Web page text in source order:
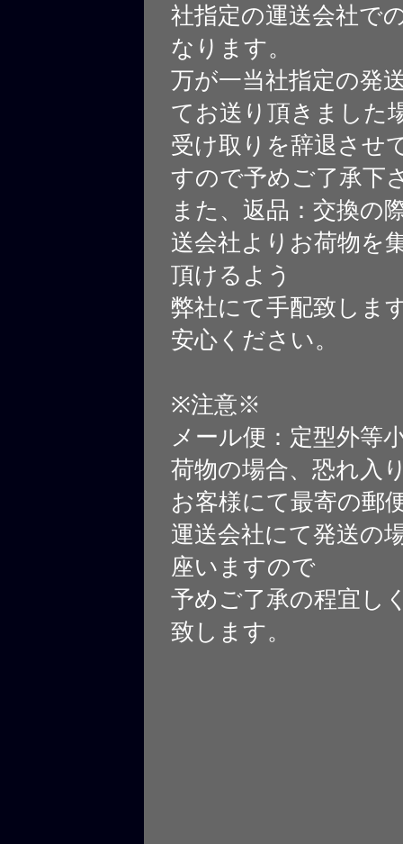
社指定の運送会社で
なります。
万が一当社指定の発
てお送り頂きました
受け取りを辞退させ
すので予めご了承下
また、返品：交換の
送会社よりお荷物を
頂けるよう
弊社にて手配致しま
安心ください。
※注意※
メール便：定型外等
荷物の場合、恐れ入
お客様にて最寄の郵
運送会社にて発送の
座いますので
予めご了承の程宜し
致します。